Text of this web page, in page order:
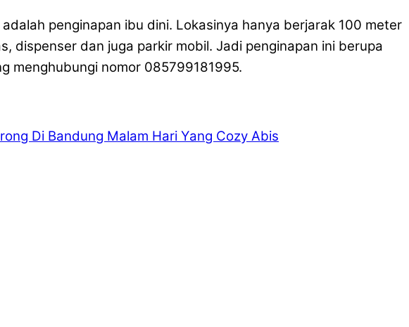
penginapan ibu dini. Lokasinya hanya berjarak 100 meter
dispenser dan juga parkir mobil. Jadi penginapan ini berupa
menghubungi nomor 085799181995.
Di Bandung Malam Hari Yang Cozy Abis